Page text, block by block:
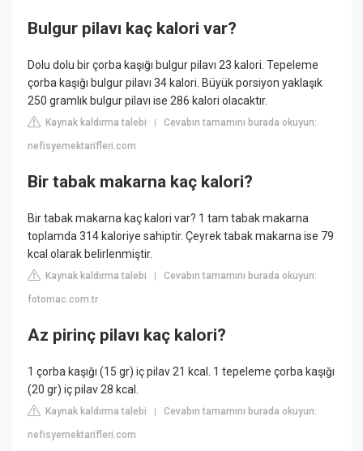
Bulgur pilavı kaç kalori var?
Dolu dolu bir çorba kaşığı bulgur pilavı 23 kalori. Tepeleme
çorba kaşığı bulgur pilavı 34 kalori. Büyük porsiyon yaklaşık
250 gramlık bulgur pilavı ise 286 kalori olacaktır.
Kaynak kaldırma talebi |Cevabın tamamını burada okuyun:
nefisyemektarifleri.com
Bir tabak makarna kaç kalori?
Bir tabak makarna kaç kalori var? 1 tam tabak makarna
toplamda 314 kaloriye sahiptir. Çeyrek tabak makarna ise 79
kcal olarak belirlenmiştir.
Kaynak kaldırma talebi |Cevabın tamamını burada okuyun:
fotomac.com.tr
Az pirinç pilavı kaç kalori?
1 çorba kaşığı (15 gr) iç pilav 21 kcal. 1 tepeleme çorba kaşığı
(20 gr) iç pilav 28 kcal.
Kaynak kaldırma talebi |Cevabın tamamını burada okuyun:
nefisyemektarifleri.com